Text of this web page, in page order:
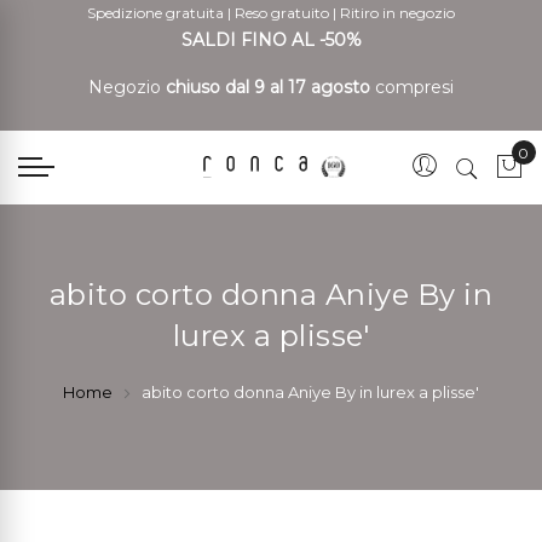
Spedizione gratuita | Reso gratuito | Ritiro in negozio
SALDI FINO AL -50%
Negozio chiuso dal 9 al 17 agosto compresi
0
abito corto donna Aniye By in
lurex a plisse'
Home abito corto donna Aniye By in lurex a plisse'